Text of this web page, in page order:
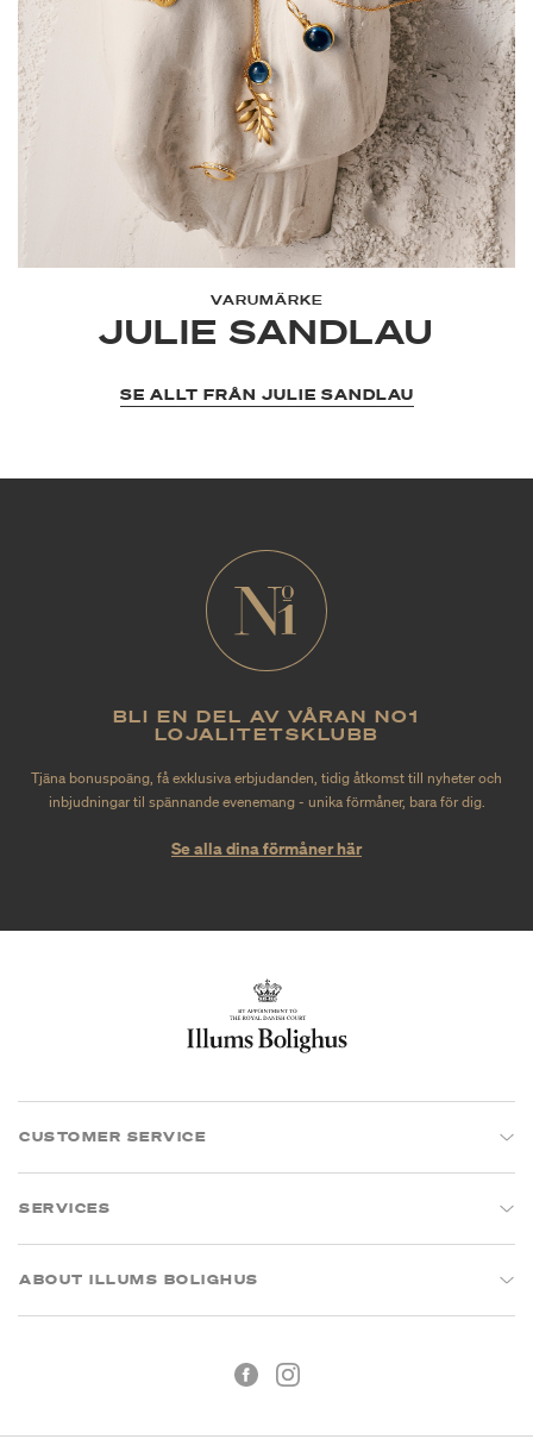
VARUMÄRKE
JULIE SANDLAU
SE ALLT FRÅN JULIE SANDLAU
BLI EN DEL AV VÅRAN NO1
LOJALITETSKLUBB
Tjäna bonuspoäng, få exklusiva erbjudanden, tidig åtkomst till nyheter och
inbjudningar til spännande evenemang - unika förmåner, bara för dig.
Se alla dina förmåner här
CUSTOMER SERVICE
SERVICES
ABOUT ILLUMS BOLIGHUS